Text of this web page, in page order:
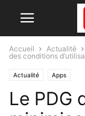
Accueil Actualité
des conditions
Actualité Apps
Le PDG